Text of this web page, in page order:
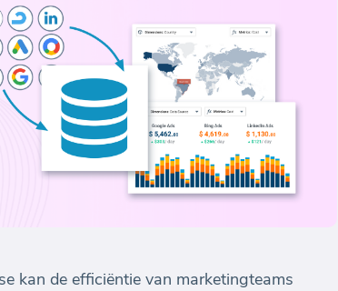
kan de efficiëntie van marketingteams